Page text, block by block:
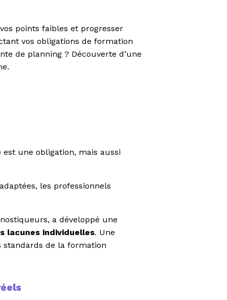
points faibles et progresser
vos obligations de formation
de planning ? Découverte d’une
une obligation, mais aussi
les professionnels
a développé une
lacunes individuelles. Une
de la formation